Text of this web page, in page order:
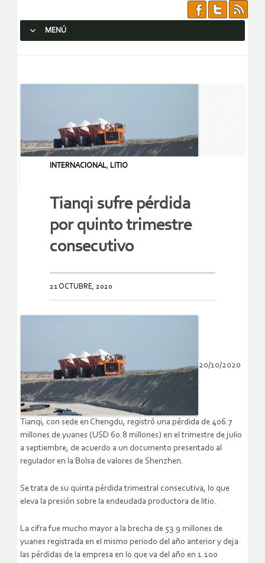
MENÚ
INTERNACIONAL, LITIO
Tianqi sufre pérdida
por quinto trimestre
consecutivo
21 OCTUBRE, 2020
20/10/2020
Tianqi, con sede en Chengdu, registró una pérdida de 406.7
millones de yuanes (USD 60.8 millones) en el trimestre de julio
a septiembre, de acuerdo a un documento presentado al
regulador en la Bolsa de valores de Shenzhen.
Se trata de su quinta pérdida trimestral consecutiva, lo que
eleva la presión sobre la endeudada productora de litio.
La cifra fue mucho mayor a la brecha de 53.9 millones de
yuanes registrada en el mismo periodo del año anterior y deja
las pérdidas de la empresa en lo que va del año en 1.100